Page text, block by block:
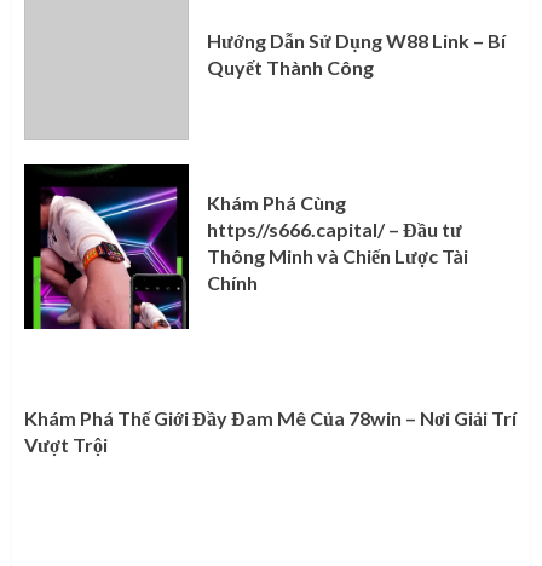
Hướng Dẫn Sử Dụng W88 Link – Bí
Quyết Thành Công
Khám Phá Cùng
https//s666.capital/ – Đầu tư
Thông Minh và Chiến Lược Tài
Chính
Khám Phá Thế Giới Đầy Đam Mê Của 78win – Nơi Giải Trí
Vượt Trội